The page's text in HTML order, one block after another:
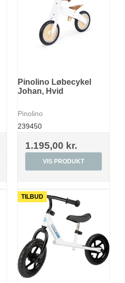
Pinolino Løbecykel
Johan, Hvid
Pinolino
239450
1.195,00 kr.
VIS PRODUKT
TILBUD